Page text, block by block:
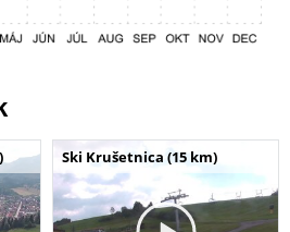
Ski Krušetnica (15 km)